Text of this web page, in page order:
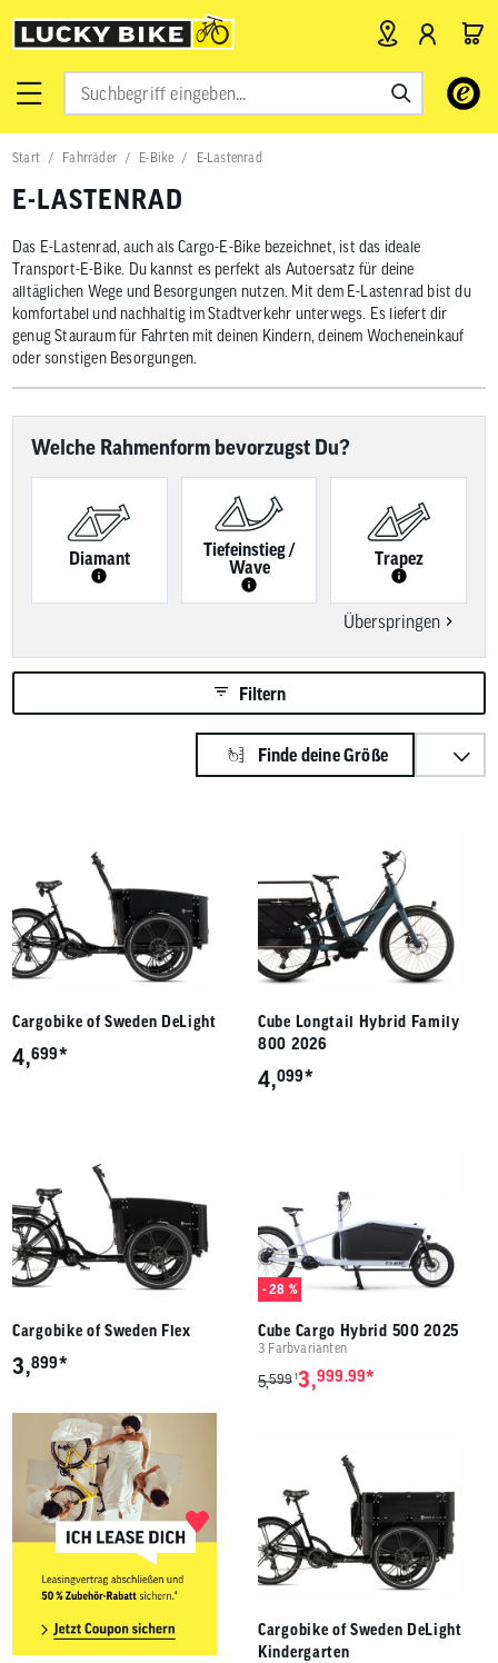
Verwende
Pfeile
nach
Ergebnis
Drücke
die
gelangen.
Benutzer
von
können
und
Start Fahrräder E-Bike E-Lastenrad
E-LASTENRAD
Das E-Lastenrad, auch als Cargo-E-Bike bezeichnet, ist das ideale
Transport-E-Bike. Du kannst es perfekt als Autoersatz für deine
alltäglichen Wege und Besorgungen nutzen. Mit dem E-Lastenrad bist du
komfortabel und nachhaltig im Stadtverkehr unterwegs. Es liefert dir
genug Stauraum für Fahrten mit deinen Kindern, deinem Wocheneinkauf
oder sonstigen Besorgungen.
Welche Rahmenform bevorzugst Du?
Diamant
Tiefeinstieg /
Wave
Trapez
Überspringen
Filtern
Finde deine Größe
Cargobike of Sweden DeLight
4,699*
Cube Longtail Hybrid Family
800 2026
4,099*
Cargobike of Sweden Flex
3,899*
- 28 %
Cube Cargo Hybrid 500 2025
3 Farbvarianten
5,599 13,999.99*
Cargobike of Sweden DeLight
Kindergarten